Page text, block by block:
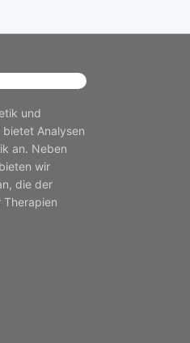
und
Analysen
an. Neben
wir
die der
Therapien